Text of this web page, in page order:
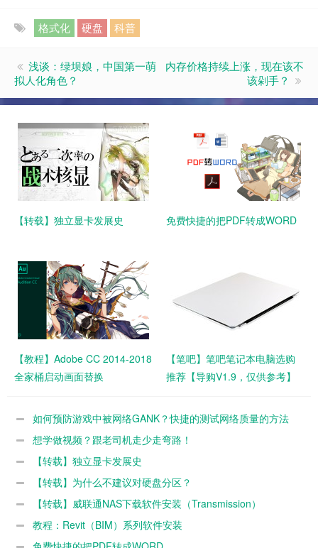
格式化 硬盘 科普
浅谈：绿坝娘，中国第一萌
拟人化角色？
内存价格持续上涨，现在该不
该剁手？
【转载】独立显卡发展史 免费快捷的把PDF转成WORD
【教程】Adobe CC 2014-2018
全家桶启动画面替换
【笔吧】笔吧笔记本电脑选购
推荐【导购V1.9，仅供参考】
如何预防游戏中被网络GANK？快捷的测试网络质量的方法
想学做视频？跟老司机走少走弯路！
【转载】独立显卡发展史
【转载】为什么不建议对硬盘分区？
【转载】威联通NAS下载软件安装（Transmission）
教程：Revit（BIM）系列软件安装